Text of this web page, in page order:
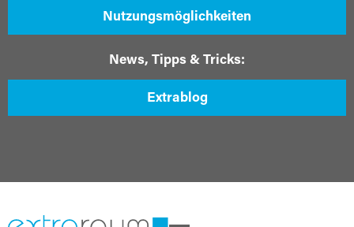
Nutzungsmöglichkeiten
News, Tipps & Tricks:
Extrablog